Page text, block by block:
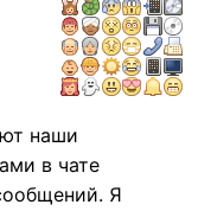
наши
в чате
Я